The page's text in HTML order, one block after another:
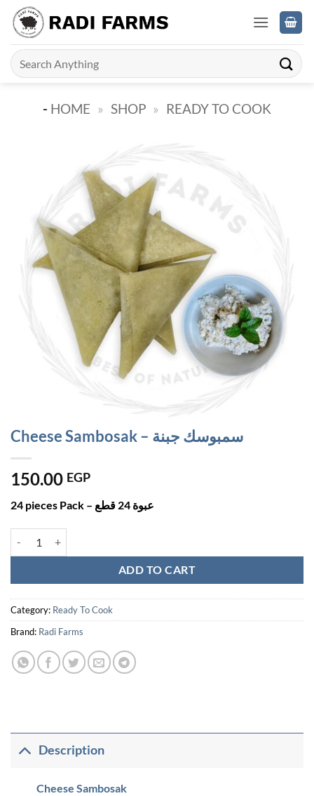
Skip
content
Search
for:
- HOME » SHOP » READY TO COOK
Cheese Sambosak – سمبوسك جبنة
150.00 EGP
ADD TO CART
Category: Ready To Cook
Brand: Radi Farms
Description
Cheese Sambosak